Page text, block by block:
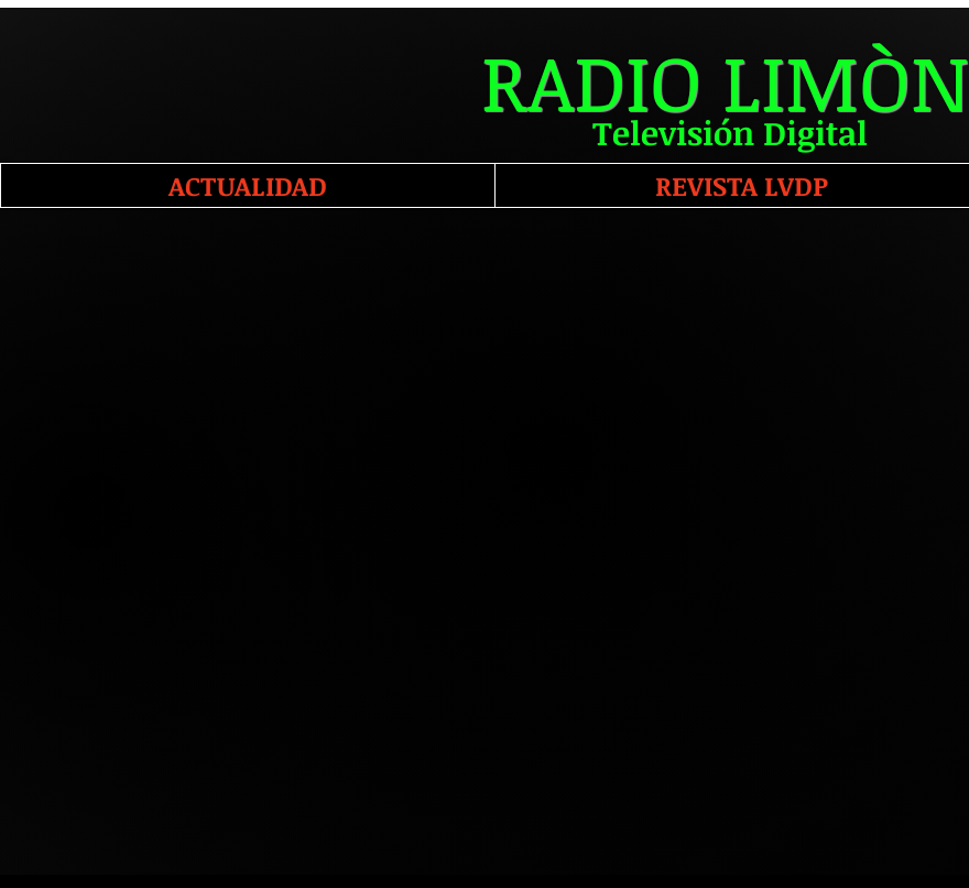
Televisión Digital
RADIO LIMÒN
ACTUALIDAD REVISTA LVDP